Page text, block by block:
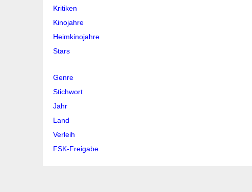
Kritiken
Kinojahre
Heimkinojahre
Stars
Genre
Stichwort
Jahr
Land
Verleih
FSK-Freigabe